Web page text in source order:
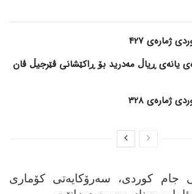
ژمارەی 427
یانەی ڕیاڵ مەدرید بۆ ڕاکێشانی ڤێرجیڵ ڤان
ژمارەی 328
جام کوردی، سه‌رۆکایه‌تی کۆماری